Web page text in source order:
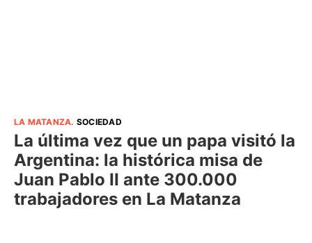
LA MATANZA. SOCIEDAD
La última vez que un papa visitó la
Argentina: la histórica misa de
Juan Pablo II ante 300.000
trabajadores en La Matanza